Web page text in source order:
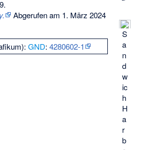
S
a
n
d
w
ic
h
H
a
r
b
Abgerufen am 1. März 2024
GND:4280602-1